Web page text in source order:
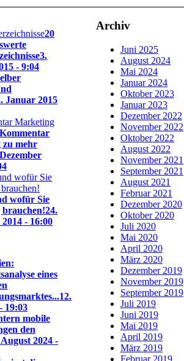
20
3.
- 9:04
Januar 2015
mehr
wofür Sie
brauchen!24.
- 16:00
eines
12.
19:03
mobile
den
2024 -
Archiv
Juni 2025
August 2024
Mai 2024
Januar 2024
Oktober 2023
Januar 2023
Dezember 2022
November 2022
Oktober 2022
August 2022
November 2021
September 2021
August 2021
Februar 2021
Dezember 2020
Oktober 2020
Juli 2020
Mai 2020
April 2020
März 2020
Dezember 2019
November 2019
September 2019
Juli 2019
Juni 2019
Mai 2019
April 2019
März 2019
Februar 2019